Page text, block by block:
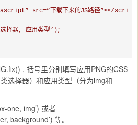
src=”下载下来的JS路径”></
择器, 应用类型’);
, 括号里分别填写应用PNG的CSS
选择器）和应用类型（分为img和
one, img’) 或者
background’) 等。